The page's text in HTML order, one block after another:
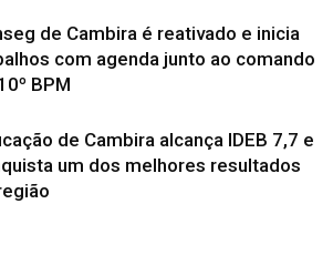
de Cambira é reativado e inicia
com agenda junto ao comando
BPM
de Cambira alcança IDEB 7,7 e
um dos melhores resultados